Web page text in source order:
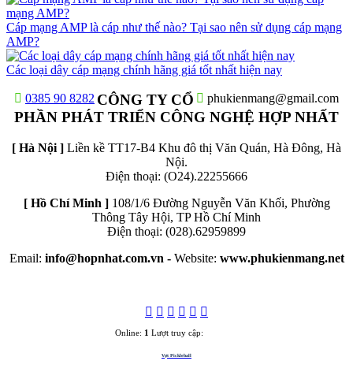
Cáp mạng AMP là cáp như thế nào? Tại sao nên sử dụng cáp mạng
AMP?
Các loại dây cáp mạng chính hãng giá tốt nhất hiện nay
0385 90 8282 phukienmang@gmail.com
CÔNG TY CỔ
PHẦN PHÁT TRIỂN CÔNG NGHỆ HỢP NHẤT
[ Hà Nội ] Liền kề TT17-B4 Khu đô thị Văn Quán, Hà Đông, Hà
Nội.
Điện thoại: (O24).22255666
[ Hồ Chí Minh ]108/1/6 Đường Nguyễn Văn Khối, Phường
Thông Tây Hội, TP Hồ Chí Minh
Điện thoại: (028).62959899
Email: info@hopnhat.com.vn - Website: www.phukienmang.net
Online: 1 Lượt truy cập:
Vợt Pickleball